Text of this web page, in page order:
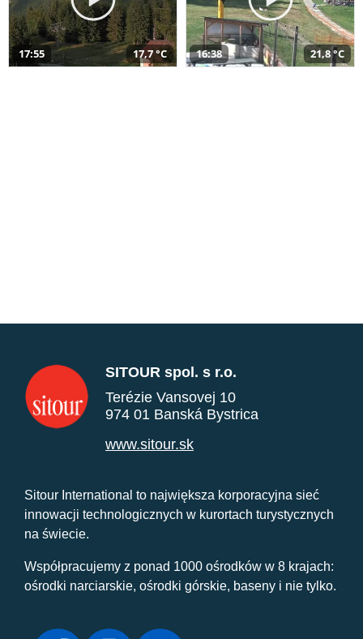
17:55 17,7 °C 16:38 21,8 °C
SITOUR spol. s r.o.
Terézie Vansovej 10
974 01 Banská Bystrica
www.sitour.sk
Sitour International to największa korporacyjna sieć
innowacji technologicznych w kurortach turystycznych
na świecie.
Współpracujemy z ponad 1000 ośrodków w 8 krajach:
ośrodki narciarskie, ośrodki górskie, baseny i nie tylko.